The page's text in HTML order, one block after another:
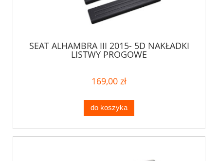
SEAT ALHAMBRA III 2015- 5D NAKŁADKI
LISTWY PROGOWE
169,00 zł
do koszyka